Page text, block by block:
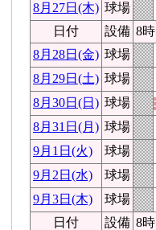
8月27日(木) 球場
日付
設備 8時
8月28日(金) 球場
8月29日(土) 球場
8月30日(日) 球場
8月31日(月) 球場
9月1日(火)
球場
9月2日(水)
球場
9月3日(木)
球場
日付
設備 8時